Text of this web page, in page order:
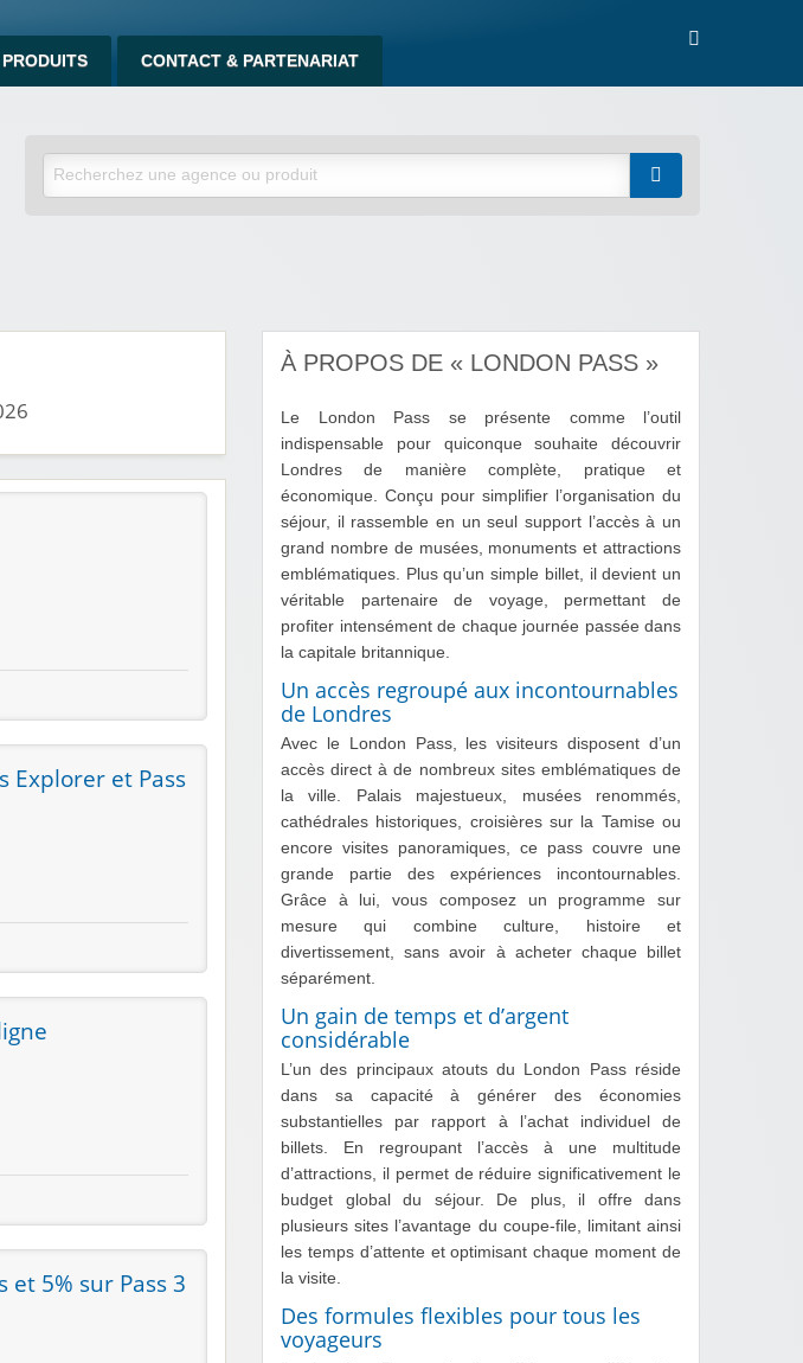
CONTACT & PARTENARIAT
Explorer et Pass
et 5% sur Pass 3
À PROPOS DE « LONDON PASS »
Le London Pass se présente comme l’outil
indispensable pour quiconque souhaite découvrir
Londres de manière complète, pratique et
économique. Conçu pour simplifier l’organisation du
séjour, il rassemble en un seul support l’accès à un
grand nombre de musées, monuments et attractions
emblématiques. Plus qu’un simple billet, il devient un
véritable partenaire de voyage, permettant de
profiter intensément de chaque journée passée dans
la capitale britannique.
Un accès regroupé aux incontournables
de Londres
Avec le London Pass, les visiteurs disposent d’un
accès direct à de nombreux sites emblématiques de
la ville. Palais majestueux, musées renommés,
cathédrales historiques, croisières sur la Tamise ou
encore visites panoramiques, ce pass couvre une
grande partie des expériences incontournables.
Grâce à lui, vous composez un programme sur
mesure qui combine culture, histoire et
divertissement, sans avoir à acheter chaque billet
séparément.
Un gain de temps et d’argent
considérable
L’un des principaux atouts du London Pass réside
dans sa capacité à générer des économies
substantielles par rapport à l’achat individuel de
billets. En regroupant l’accès à une multitude
d’attractions, il permet de réduire significativement le
budget global du séjour. De plus, il offre dans
plusieurs sites l’avantage du coupe-file, limitant ainsi
les temps d’attente et optimisant chaque moment de
la visite.
Des formules flexibles pour tous les
voyageurs